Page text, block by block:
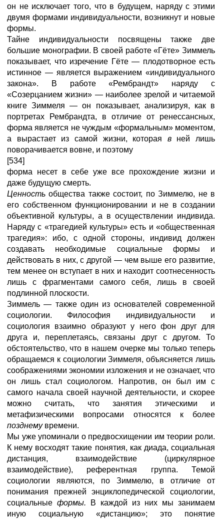
он не исключает того, что в будущем, наряду с этими
двумя формами индивидуальности, возникнут и новые
формы.
Тайне индивидуальности посвящены также две
большие монографии. В своей работе «Гёте» Зиммель
показывает, что изречение Гёте — плодотворное есть
истинное — является выражением «индивидуального
закона». В работе «Рембрандт» наряду с
«Созерцанием жизни» — наиболее зрелой и читаемой
книге Зиммеля — он показывает, анализируя, как в
портретах Рембрандта, в отличие от ренессансных,
форма является не чуждым «формальным» моментом,
а вырастает из самой жизни, которая в ней лишь
поворачивается вовне, и поэтому
[534]
форма несет в себе уже все прохождение жизни и
даже будущую смерть.
Ценностьобщества также состоит, по Зиммелю, не в
его собственном функционировании и не в создании
объективной культуры, а в осуществлении индивида.
Наряду с «трагедией культуры» есть и «общественная
трагедия»: ибо, с одной стороны, индивид должен
создавать необходимые социальные формы и
действовать в них, с другой — чем выше его развитие,
тем менее он вступает в них и находит соотнесенность
лишь с фрагментами самого себя, лишь в своей
подлинной плоскости.
Зиммель — также один из основателей современной
социологии. Философия индивидуальности и
социология взаимно образуют у него фон друг для
друга и, переплетаясь, связаны друг с другом. То
обстоятельство, что в нашем очерке мы только теперь
обращаемся к социологии Зиммеля, объясняется лишь
соображениями экономии изложения и не означает, что
он лишь стал социологом. Напротив, он был им с
самого начала своей научной деятельности, и скорее
можно считать, что занятия этическими и
метафизическими вопросами относятся к более
позднему времени.
Мы уже упоминали о предвосхищении им теории роли.
К нему восходят такие понятия, как диада, социальная
дистанция, взаимодействие (циркулярное
взаимодействие), референтная группа. Темой
социологии являются, по Зиммелю, в отличие от
понимания прежней энциклопедической социологии,
социальные формы.
В каждой из них мы занимаем
иную социальную «дистанцию»; это понятие